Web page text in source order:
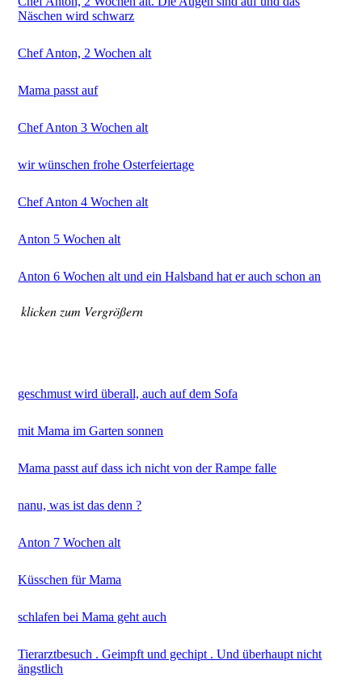
Näschen wird schwarz
Chef Anton, 2 Wochen alt
Mama passt auf
Chef Anton 3 Wochen alt
wir wünschen frohe Osterfeiertage
Chef Anton 4 Wochen alt
Anton 5 Wochen alt
Anton 6 Wochen alt und ein Halsband hat er auch schon an
klicken zum Vergrößern
geschmust wird überall, auch auf dem Sofa
mit Mama im Garten sonnen
Mama passt auf dass ich nicht von der Rampe falle
nanu, was ist das denn ?
Anton 7 Wochen alt
Küsschen für Mama
schlafen bei Mama geht auch
Tierarztbesuch . Geimpft und gechipt . Und überhaupt nicht
ängstlich